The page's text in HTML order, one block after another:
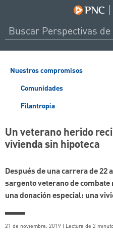
Nuestros compromisos
Comunidades
Filantropía
Un veterano herido
vivienda sin hipoteca
Después de una carrera de 22
sargento veterano de
una donación especial: una
21 de noviembre, 2019 | Lectura de 2